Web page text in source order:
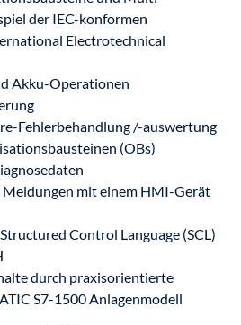
der IEC-konformen
Electrotechnical
Akku-Operationen
Fehlerbehandlung /-auswertung
(OBs)
Meldungen mit einem HMI-Gerät
Control Language (SCL)
durch praxisorientierte
S7-1500 Anlagenmodell